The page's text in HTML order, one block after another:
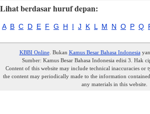
Lihat berdasar huruf depan:
A B C D E F G H I J K L M N O P Q
KBBI Online. Bukan Kamus Besar Bahasa Indonesia
Sumber: Kamus Besar Bahasa Indonesia edisi 3. Hak
Content of this website may include technical inaccuracies or
the content may periodically made to the information
any materials in this website.